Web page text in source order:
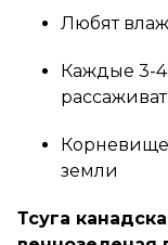
Любят
Каждые 3-4
земли
Тсуга